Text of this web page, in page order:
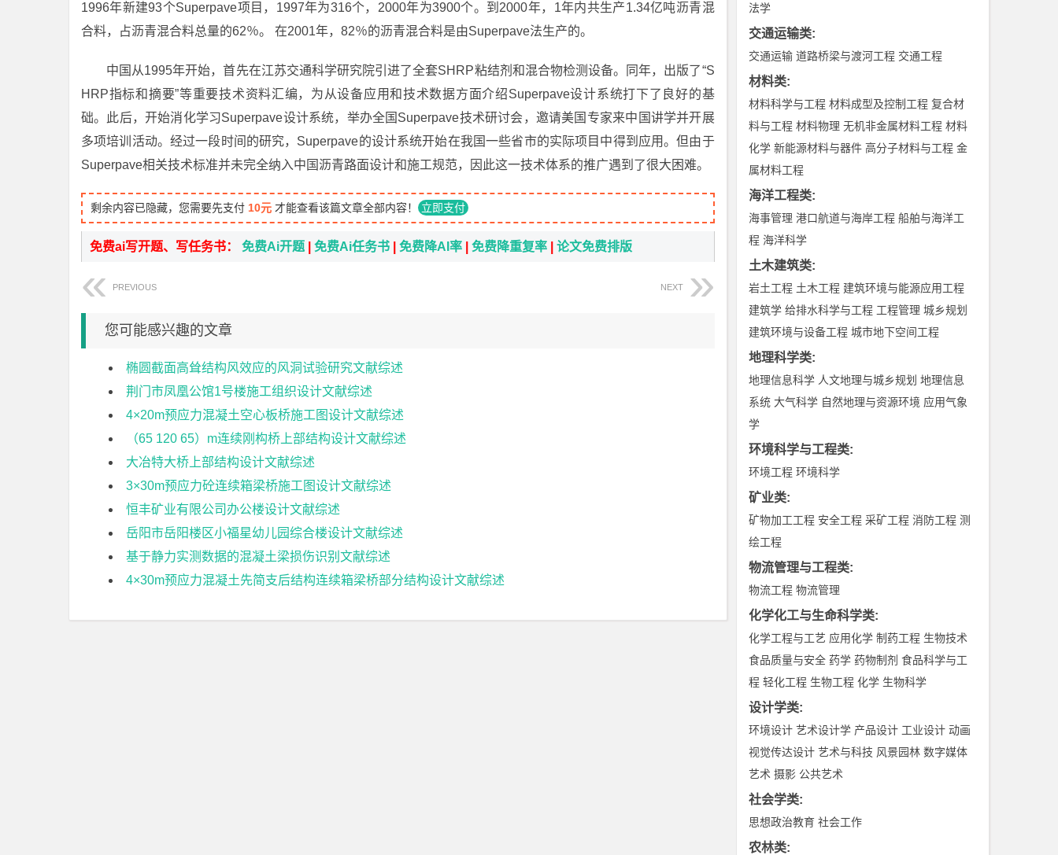
1996年新建93个Superpave项目，1997年为316个，2000年为3900个。到2000年，1年内共生产1.34亿吨沥青混
合料，占沥青混合料总量的62％。 在2001年，82％的沥青混合料是由Superpave法生产的。
中国从1995年开始，首先在江苏交通科学研究院引进了全套SHRP粘结剂和混合物检测设备。同年，出版了“S
HRP指标和摘要”等重要技术资料汇编，为从设备应用和技术数据方面介绍Superpave设计系统打下了良好的基
础。此后，开始消化学习Superpave设计系统，举办全国Superpave技术研讨会，邀请美国专家来中国讲学并开展
多项培训活动。经过一段时间的研究，Superpave的设计系统开始在我国一些省市的实际项目中得到应用。但由于
Superpave相关技术标准并未完全纳入中国沥青路面设计和施工规范，因此这一技术体系的推广遇到了很大困难。
剩余内容已隐藏，您需要先支付 10元 才能查看该篇文章全部内容！ 立即支付
免费ai写开题、写任务书： 免费Ai开题 免费Ai任务书 免费降AI率 免费降重复率 论文免费排版
PREVIOUS NEXT
您可能感兴趣的文章
椭圆截面高耸结构风效应的风洞试验研究文献综述
荆门市凤凰公馆1号楼施工组织设计文献综述
4×20m预应力混凝土空心板桥施工图设计文献综述
（65 120 65）m连续刚构桥上部结构设计文献综述
大冶特大桥上部结构设计文献综述
3×30m预应力砼连续箱梁桥施工图设计文献综述
恒丰矿业有限公司办公楼设计文献综述
岳阳市岳阳楼区小福星幼儿园综合楼设计文献综述
基于静力实测数据的混凝土梁损伤识别文献综述
4×30m预应力混凝土先简支后结构连续箱梁桥部分结构设计文献综述
法学
交通运输类:
交通运输 道路桥梁与渡河工程 交通工程
材料类:
材料科学与工程 材料成型及控制工程 复合材
料与工程 材料物理 无机非金属材料工程 材料
化学 新能源材料与器件 高分子材料与工程 金
属材料工程
海洋工程类:
海事管理 港口航道与海岸工程 船舶与海洋工
程 海洋科学
土木建筑类:
岩土工程 土木工程 建筑环境与能源应用工程
建筑学 给排水科学与工程 工程管理 城乡规划
建筑环境与设备工程 城市地下空间工程
地理科学类:
地理信息科学 人文地理与城乡规划 地理信息
系统 大气科学 自然地理与资源环境 应用气象
学
环境科学与工程类:
环境工程 环境科学
矿业类:
矿物加工工程 安全工程 采矿工程 消防工程 测
绘工程
物流管理与工程类:
物流工程 物流管理
化学化工与生命科学类:
化学工程与工艺 应用化学 制药工程 生物技术
食品质量与安全 药学 药物制剂 食品科学与工
程 轻化工程 生物工程 化学 生物科学
设计学类:
环境设计 艺术设计学 产品设计 工业设计 动画
视觉传达设计 艺术与科技 风景园林 数字媒体
艺术 摄影 公共艺术
社会学类:
思想政治教育 社会工作
农林类: